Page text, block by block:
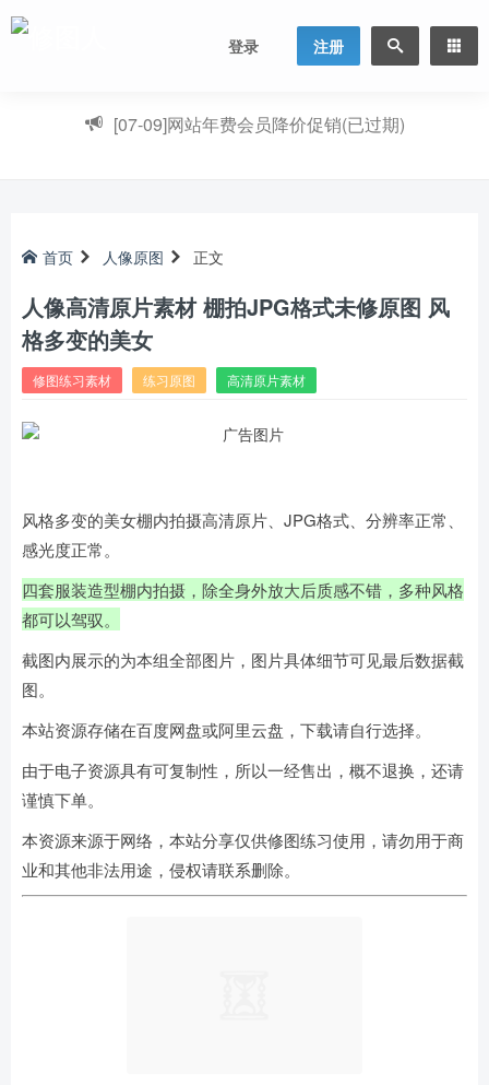
登录 注册
[07-09]网站年费会员降价促销(已过期)
首页 人像原图 正文
人像高清原片素材 棚拍JPG格式未修原图 风
格多变的美女
修图练习素材 练习原图 高清原片素材
风格多变的美女棚内拍摄高清原片、JPG格式、分辨率正常、
感光度正常。
四套服装造型棚内拍摄，除全身外放大后质感不错，多种风格
都可以驾驭。
截图内展示的为本组全部图片，图片具体细节可见最后数据截
图。
本站资源存储在百度网盘或阿里云盘，下载请自行选择。
由于电子资源具有可复制性，所以一经售出，概不退换，还请
谨慎下单。
本资源来源于网络，本站分享仅供修图练习使用，请勿用于商
业和其他非法用途，侵权请联系删除。